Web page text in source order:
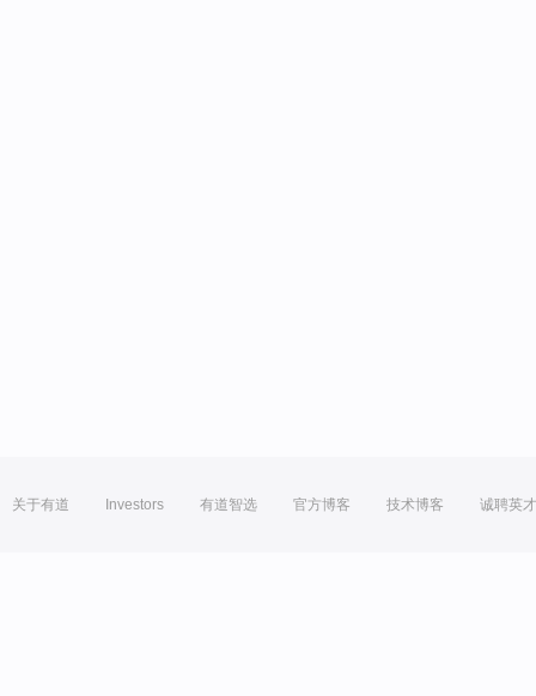
关于有道 Investors 有道智选 官方博客 技术博客 诚聘英才